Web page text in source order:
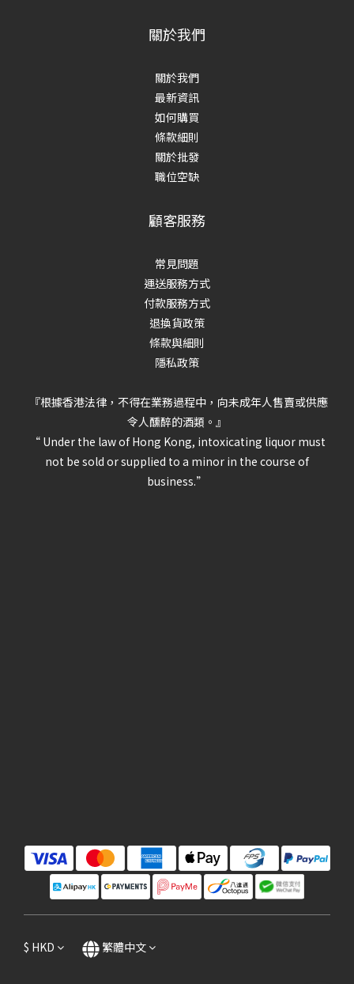
關於我們
關於我們
最新資訊
如何購買
條款細則
關於批發
職位空缺
顧客服務
常見問題
運送服務方式
付款服務方式
退換貨政策
條款與細則
隱私政策
『根據香港法律，不得在業務過程中，向未成年人售賣或供應
令人醺醉的酒類。』
“ Under the law of Hong Kong, intoxicating liquor must
not be sold or supplied to a minor in the course of
business.”
$ HKD 繁體中文